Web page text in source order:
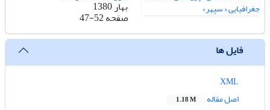
بهار 1380
صفحه47-52
فایل ها
اصل مقاله
1.18 M